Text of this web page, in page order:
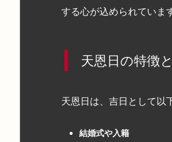
する心が込められていま
天恩日の特徴
天恩日は、吉日として以
結婚式や入籍